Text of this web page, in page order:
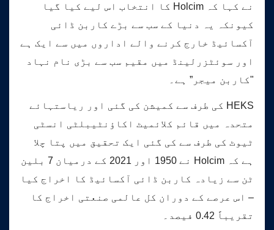
نے کہا کہ Holcim کا انتخاب اس لیے کیا گیا
کیونکہ یہ دنیا کے سب سے بڑے کاربن ڈائی
آکسائیڈ خارج کرنے والے اداروں میں سے ایک ہے
اور سوئٹزرلینڈ میں مقیم سب سے بڑی نام نہاد
"کاربن میجر” ہے۔
HEKS کی طرف سے کمیشن کی گئی اور ریاستہائے
متحدہ میں قائم کلائمیٹ اکاؤنٹیبلٹی انسٹی
ٹیوٹ کی طرف سے کی گئی ایک تحقیق میں پتا چلا
ہے کہ Holcim نے 1950 اور 2021 کے درمیان 7 بلین
ٹن سے زیادہ کاربن ڈائی آکسائیڈ کا اخراج کیا
– اس عرصے کے دوران کل عالمی صنعتی اخراج کا
تقریباً 0.42 فیصد۔